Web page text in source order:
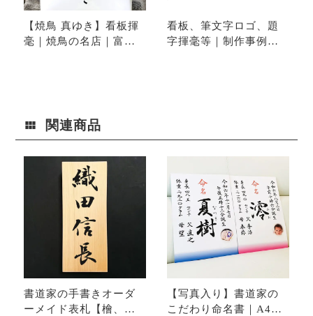
【焼鳥 真ゆき】看板揮
毫｜焼鳥の名店｜富山
看板、筆文字ロゴ、題
字揮毫等｜制作事例ギ
関連商品
書道家の手書きオーダ
ーメイド表札【檜、
【写真入り】書道家の
こだわり命名書｜A4和